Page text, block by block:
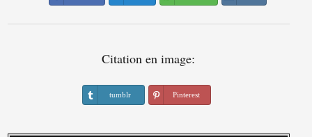
Citation en image:
tumblr Pinterest